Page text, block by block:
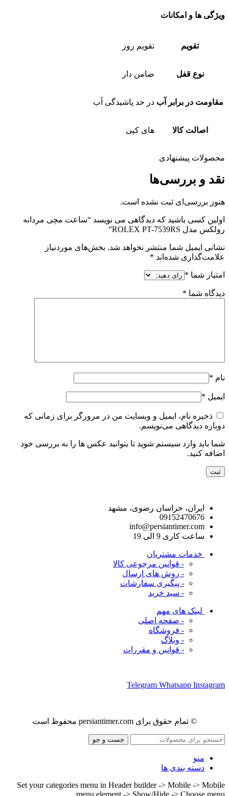
ویژگی ها و امکانات
تقویم تقویم روز
نوع قفل ضامن دار
مقاومت در برابر آب در حد پاشیدگی آب
اصالت کالا های کپی
محصولات پیشنهادی
نقد و بررسی‌ها
هنوز بررسی‌ای ثبت نشده است.
اولین کسی باشید که دیدگاهی می نویسد “ساعت مچی مردانه
رولکس مدل ROLEX PT-7539RS”
نشانی ایمیل شما منتشر نخواهد شد. بخش‌های موردنیاز
علامت‌گذاری شده‌اند *
امتیاز شما *
دیدگاه شما *
نام *
ایمیل *
ذخیره نام، ایمیل و وبسایت من در مرورگر برای زمانی که
دوباره دیدگاهی می‌نویسم.
شما باید وارد سیستم شوید تا بتوانید عکس ها را به بررسی خود
اضافه کنید.
ایران، خراسان رضوی، مشهد
09152470676
info@persiantimer.com
ساعت کاری 9 الی 19
خدمات مشتریان
- قوانین مرجوعی کالا
- روش های ارسال
- پیگیری سفارشات
- سبد خرید
لینک های مهم
- صفحه اصلی
- فروشگاه
- وبلاگ
- قوانین و مقررات
Telegram Whatsapp Instagram
© تمام حقوق برای persiantimer.com محفوظ است
جست و جو
منو
دسته بندی ها
Set your categories menu in Header builder -> Mobile -> Mobile